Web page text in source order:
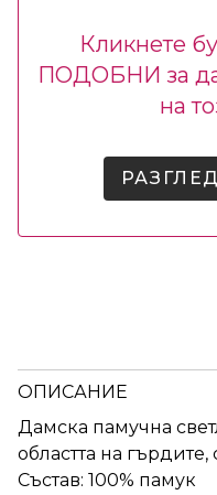
Кликнете
ПОДОБНИ за да
на
ОПИСАНИЕ
Дамска памучна
областта на гърдитe,
Състав: 100% памук